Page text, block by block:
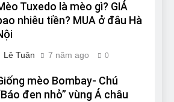
Tuxedo là mèo gì? GIÁ
nhiêu tiền? MUA ở đâu Hà
Lê Tuân 7 năm ago 0
mèo Bombay- Chú
đen nhỏ” vùng Á châu